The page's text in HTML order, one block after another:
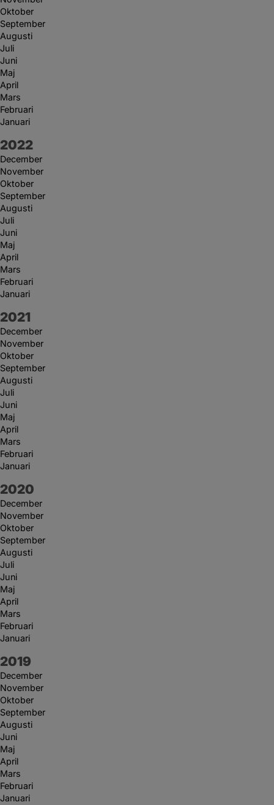
Oktober
September
Augusti
Juli
Juni
Maj
April
Mars
Februari
Januari
År:
2022
December
November
Oktober
September
Augusti
Juli
Juni
Maj
April
Mars
Februari
Januari
År:
2021
December
November
Oktober
September
Augusti
Juli
Juni
Maj
April
Mars
Februari
Januari
År:
2020
December
November
Oktober
September
Augusti
Juli
Juni
Maj
April
Mars
Februari
Januari
År:
2019
December
November
Oktober
September
Augusti
Juni
Maj
April
Mars
Februari
Januari